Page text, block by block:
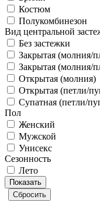
Костюм
Полукомбинезон
Вид центральной
Без застежки
Закрытая (молния/
Закрытая (молния/
Открытая (молния)
Открытая (петли/
Супатная (петли/
Пол
Женский
Мужской
Унисекс
Сезонность
Лето